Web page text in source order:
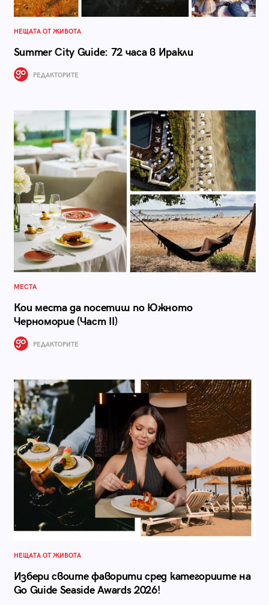
НЕЩАТА ОТ ЖИВОТА
Summer City Guide: 72 часа в Иракли
РЕДАКТОРИТЕ
МЕСТА
Кои места да посетиш по Южното
Черноморие (Част II)
РЕДАКТОРИТЕ
НЕЩАТА ОТ ЖИВОТА
Избери своите фаворити сред категориите на
Go Guide Seaside Awards 2026!